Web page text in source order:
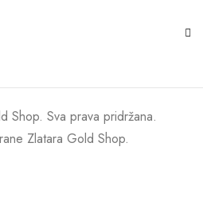
Shop. Sva prava pridržana.
Zlatara Gold Shop.